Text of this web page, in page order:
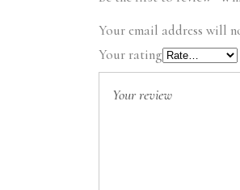
Your email address will
Your rating